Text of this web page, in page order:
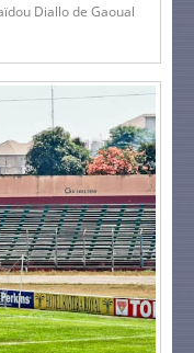
Diallo de Gaoual